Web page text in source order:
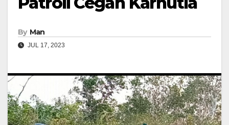
By Man
JUL 17, 2023